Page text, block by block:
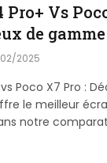
Pro+ Vs
de
2025
Poco X7 Pro :
le meilleur
notre